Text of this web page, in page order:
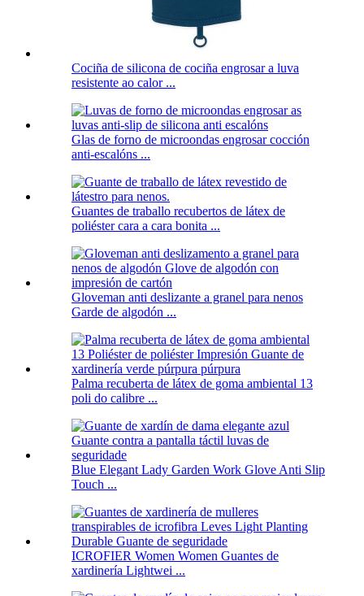
Cociña de silicona de cociña engrosar a luva
resistente ao calor ...
Glas de forno de microondas engrosar cocción
anti-escalóns ...
Guantes de traballo recubertos de látex de
poliéster cara a cara bonita ...
Gloveman anti deslizante a granel para nenos
Garde de algodón ...
Palma recuberta de látex de goma ambiental 13
poli do calibre ...
Blue Elegant Lady Garden Work Glove Anti Slip
Touch ...
ICROFIER Women Women Guantes de
xardinería Lightwei ...